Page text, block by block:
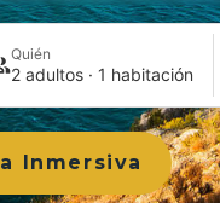
Quién
2 adultos · 1 habitación
Inmersiva